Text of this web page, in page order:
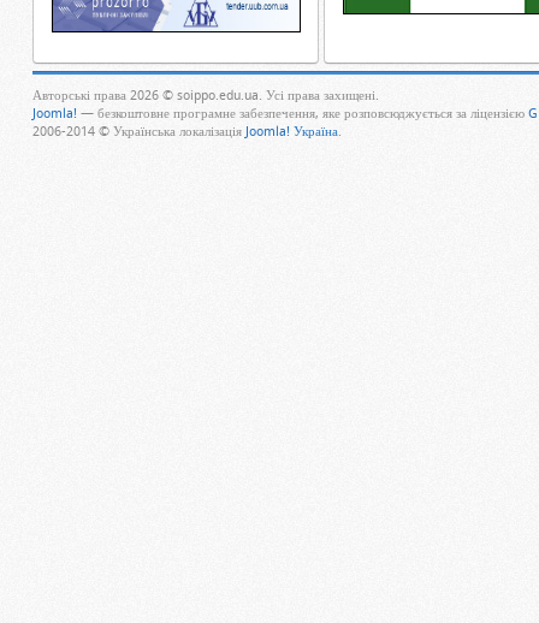
Авторські права 2026 © soippo.edu.ua. Усі права захищені.
Joomla! — безкоштовне програмне забезпечення, яке розповсюджується за ліцензією
2006-2014 © Українська локалізація Joomla! Україна.